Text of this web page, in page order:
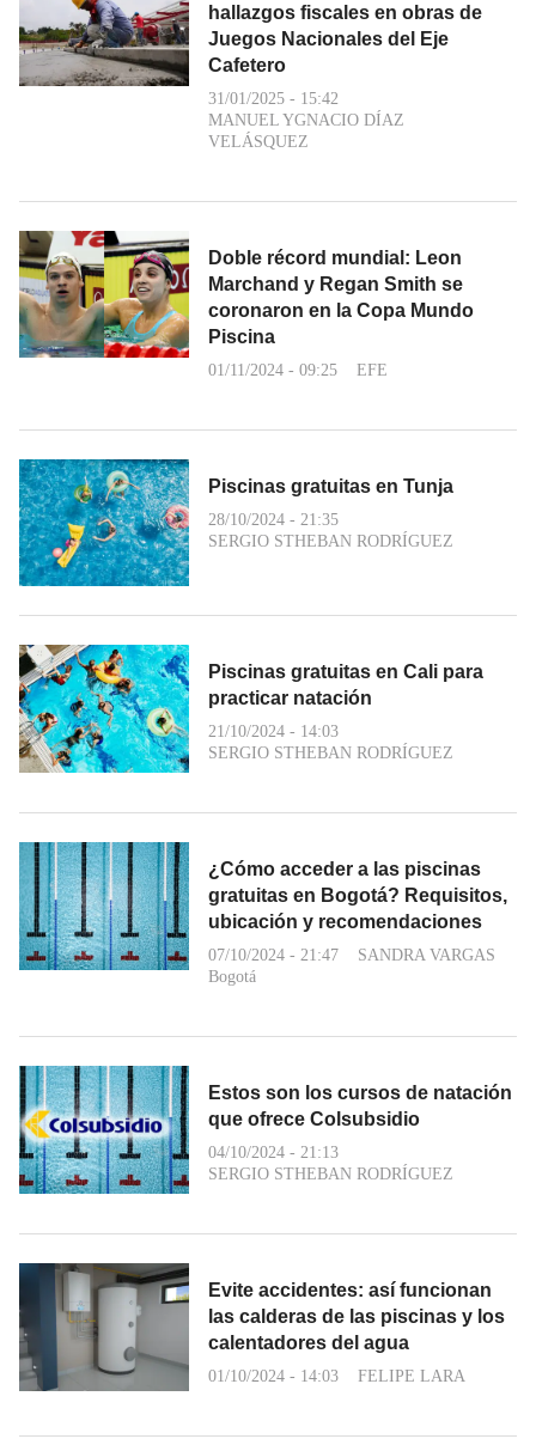
hallazgos fiscales en obras de
Juegos Nacionales del Eje
Cafetero
31/01/2025 - 15:42
MANUEL YGNACIO DÍAZ
VELÁSQUEZ
Doble récord mundial: Leon
Marchand y Regan Smith se
coronaron en la Copa Mundo
Piscina
01/11/2024 - 09:25 EFE
Piscinas gratuitas en Tunja
28/10/2024 - 21:35
SERGIO STHEBAN RODRÍGUEZ
Piscinas gratuitas en Cali para
practicar natación
21/10/2024 - 14:03
SERGIO STHEBAN RODRÍGUEZ
¿Cómo acceder a las piscinas
gratuitas en Bogotá? Requisitos,
ubicación y recomendaciones
07/10/2024 - 21:47
SANDRA VARGAS
Bogotá
Estos son los cursos de natación
que ofrece Colsubsidio
04/10/2024 - 21:13
SERGIO STHEBAN RODRÍGUEZ
Evite accidentes: así funcionan
las calderas de las piscinas y los
calentadores del agua
01/10/2024 - 14:03 FELIPE LARA